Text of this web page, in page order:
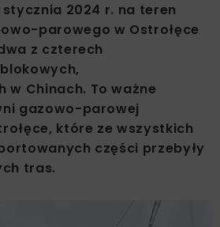
2024 r. na teren
parowego w Ostrołęce
z czterech
w Chinach. To ważne
gazowo-parowej
które ze wszystkich
części przebyły
tras.